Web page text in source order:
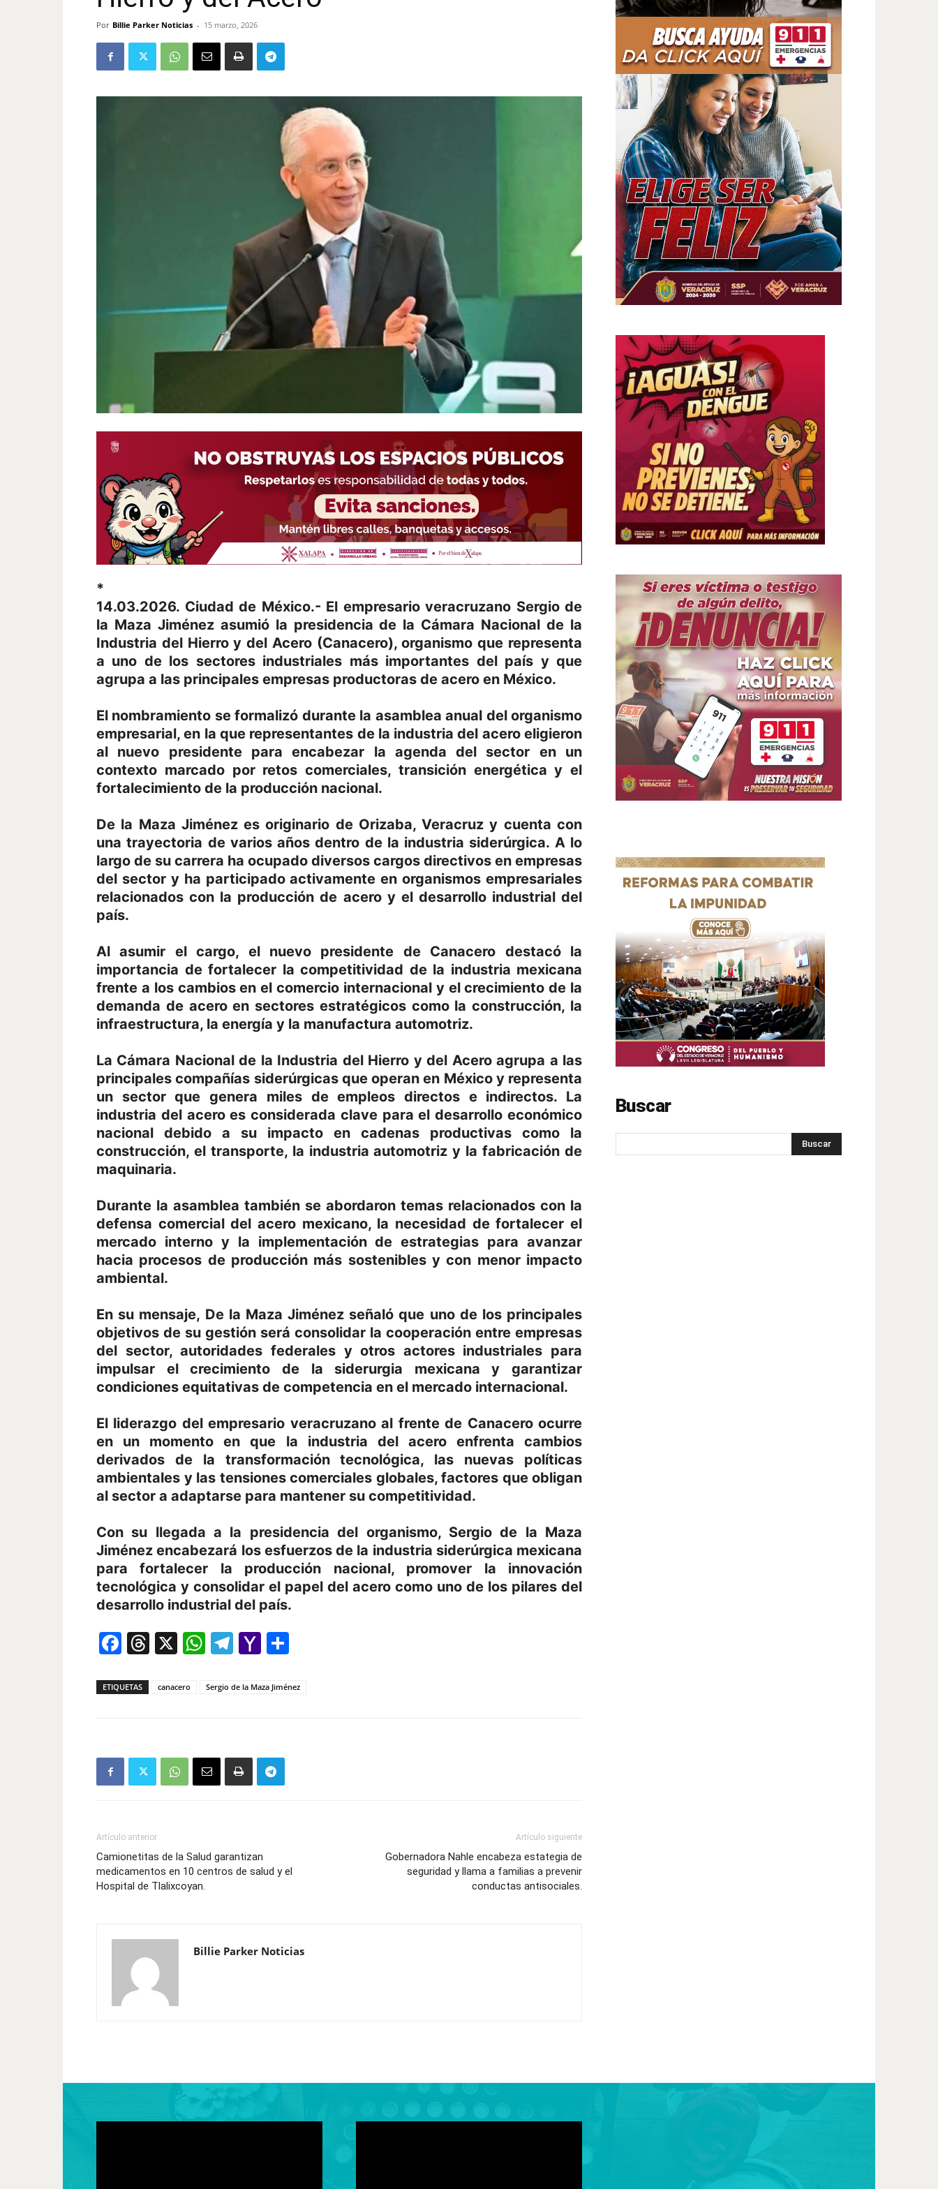
Por Billie Parker Noticias - 15 marzo, 2026
*
14.03.2026. Ciudad de México.- El empresario veracruzano Sergio de
la Maza Jiménez asumió la presidencia de la Cámara Nacional de la
Industria del Hierro y del Acero (Canacero), organismo que representa
a uno de los sectores industriales más importantes del país y que
agrupa a las principales empresas productoras de acero en México.
El nombramiento se formalizó durante la asamblea anual del organismo
empresarial, en la que representantes de la industria del acero eligieron
al nuevo presidente para encabezar la agenda del sector en un
contexto marcado por retos comerciales, transición energética y el
fortalecimiento de la producción nacional.
De la Maza Jiménez es originario de Orizaba, Veracruz y cuenta con
una trayectoria de varios años dentro de la industria siderúrgica. A lo
largo de su carrera ha ocupado diversos cargos directivos en empresas
del sector y ha participado activamente en organismos empresariales
relacionados con la producción de acero y el desarrollo industrial del
país.
Al asumir el cargo, el nuevo presidente de Canacero destacó la
importancia de fortalecer la competitividad de la industria mexicana
frente a los cambios en el comercio internacional y el crecimiento de la
demanda de acero en sectores estratégicos como la construcción, la
infraestructura, la energía y la manufactura automotriz.
La Cámara Nacional de la Industria del Hierro y del Acero agrupa a las
principales compañías siderúrgicas que operan en México y representa
un sector que genera miles de empleos directos e indirectos. La
industria del acero es considerada clave para el desarrollo económico
nacional debido a su impacto en cadenas productivas como la
construcción, el transporte, la industria automotriz y la fabricación de
maquinaria.
Durante la asamblea también se abordaron temas relacionados con la
defensa comercial del acero mexicano, la necesidad de fortalecer el
mercado interno y la implementación de estrategias para avanzar
hacia procesos de producción más sostenibles y con menor impacto
ambiental.
En su mensaje, De la Maza Jiménez señaló que uno de los principales
objetivos de su gestión será consolidar la cooperación entre empresas
del sector, autoridades federales y otros actores industriales para
impulsar el crecimiento de la siderurgia mexicana y garantizar
condiciones equitativas de competencia en el mercado internacional.
El liderazgo del empresario veracruzano al frente de Canacero ocurre
en un momento en que la industria del acero enfrenta cambios
derivados de la transformación tecnológica, las nuevas políticas
ambientales y las tensiones comerciales globales, factores que obligan
al sector a adaptarse para mantener su competitividad.
Con su llegada a la presidencia del organismo, Sergio de la Maza
Jiménez encabezará los esfuerzos de la industria siderúrgica mexicana
para fortalecer la producción nacional, promover la innovación
tecnológica y consolidar el papel del acero como uno de los pilares del
desarrollo industrial del país.
Facebook
Threads
X WhatsApp
Telegram
Yahoo
ETIQUETAS canacero Sergio de la Maza Jiménez
Artículo anterior
Camionetitas de la Salud garantizan
medicamentos en 10 centros de salud y el
Hospital de Tlalixcoyan.
Artículo siguiente
Gobernadora Nahle encabeza estategia de
seguridad y llama a familias a prevenir
conductas antisociales.
Billie Parker Noticias
Buscar